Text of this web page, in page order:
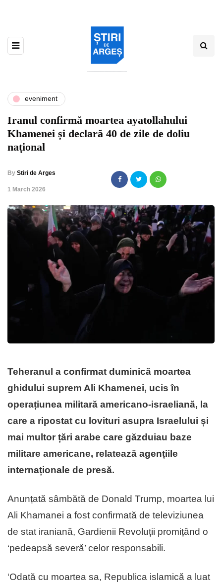
eveniment
Iranul confirmă moartea ayatollahului
Khamenei și declară 40 de zile de doliu
naţional
By Stiri de Arges
,1 March 2026
Teheranul a confirmat duminică moartea
ghidului suprem Ali Khamenei, ucis în
operațiunea militară americano-israeliană, la
care a ripostat cu lovituri asupra Israelului și
mai multor țări arabe care găzduiau baze
militare americane, relatează agențiile
internaționale de presă.
Anunțată sâmbătă de Donald Trump, moartea lui
Ali Khamanei a fost confirmată de televiziunea
de stat iraniană, Gardienii Revoluții promițând o
‘pedeapsă severă’ celor responsabili.
‘Odată cu moartea sa, Republica islamică a luat